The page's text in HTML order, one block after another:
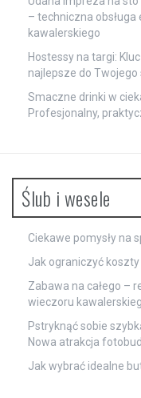
– techniczna
kawalerskiego
Hostessy na targi:
najlepsze do Twojego
Smaczne drinki w
Profesjonalny,
Ślub i wesele
Ciekawe pomysły na
Jak ograniczyć
Zabawa na całego –
wieczoru
Pstryknąć sobie
Nowa atrakcja
Jak wybrać idealne